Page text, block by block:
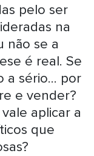
pelo ser
na
não se a
é real. Se
a sério... por
e vender?
aplicar a
que